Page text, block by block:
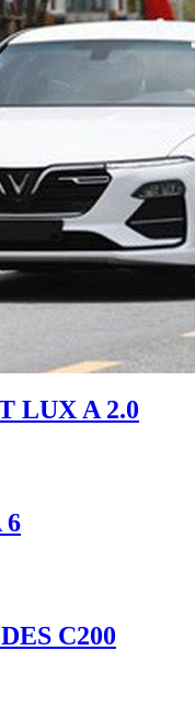
LUX A 2.0
6
C200